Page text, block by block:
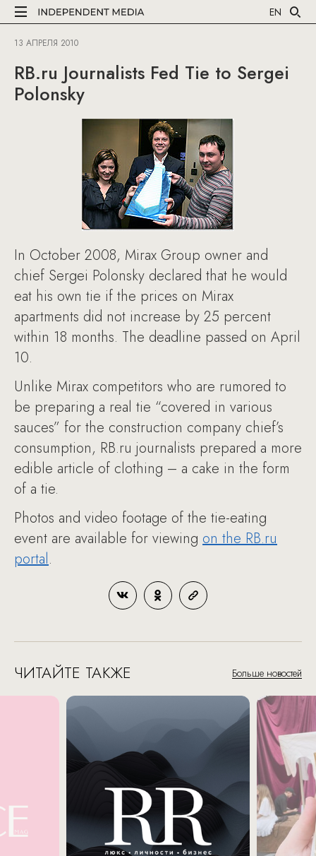
EN
13 АПРЕЛЯ 2010
RB.ru Journalists Fed Tie to Sergei
Polonsky
In October 2008, Mirax Group owner and
chief Sergei Polonsky declared that he would
eat his own tie if the prices on Mirax
apartments did not increase by 25 percent
within 18 months. The deadline passed on April
10.
Unlike Mirax competitors who are rumored to
be preparing a real tie “covered in various
sauces” for the construction company chief’s
consumption, RB.ru journalists prepared a more
edible article of clothing – a cake in the form
of a tie.
Photos and video footage of the tie-eating
event are available for viewing on the RB.ru
portal.
ЧИТАЙТЕ ТАКЖЕ Больше новостей